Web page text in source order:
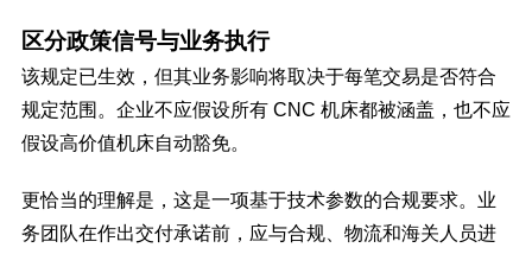
区分政策信号与业务执行
该规定已生效，但其业务影响将取决于每笔交易是否符合
规定范围。企业不应假设所有 CNC 机床都被涵盖，也不应
假设高价值机床自动豁免。
更恰当的理解是，这是一项基于技术参数的合规要求。业
务团队在作出交付承诺前，应与合规、物流和海关人员进